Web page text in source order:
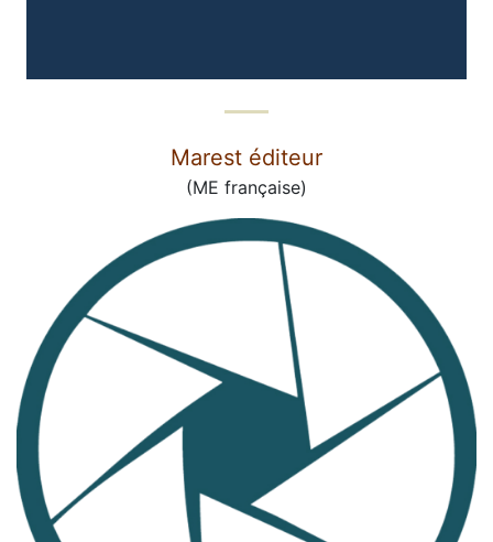
Marest éditeur
(ME française)